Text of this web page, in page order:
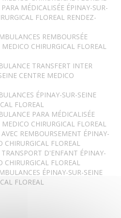
MÉDICALISÉE ÉPINAY-SUR-
FLOREAL RENDEZ-
REMBOURSÉE
CHIRURGICAL FLOREAL
TRANSFERT INTER
CENTRE MEDICO
ÉPINAY-SUR-SEINE
FLOREAL
PARA MÉDICALISÉE
CHIRURGICAL FLOREAL
REMBOURSEMENT ÉPINAY-
CHIRURGICAL FLOREAL
D'ENFANT ÉPINAY-
CHIRURGICAL FLOREAL
ÉPINAY-SUR-SEINE
FLOREAL